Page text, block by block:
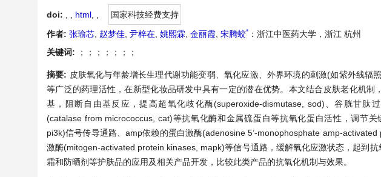
doi: html
国家科技经费支持
作者: 张瑜芯 赵梦佳 尹梓在 姚熙霖 金丽霞 宋腾蛟* ：浙江中医药大学，浙江 杭州
关键词:
；；；；；；；
摘要: 皮肤氧化与年龄增长生理代谢功能变弱、氧化应激、外界环境的刺激(如紫外线辐
等广泛的药理活性，在新型化妆品研发中具有一定的潜在优势。本文结合皮肤老化机
基，阻断自由基反应，提高超氧化歧化酶(superoxide-dismutase, sod)、谷胱甘肽
(catalase from micrococcus, cat)等抗氧化酶和金属硫蛋白等抗氧化蛋白活性，调节
pi3k)信号传导通路、amp依赖的蛋白激酶(adenosine 5’-monophosphate amp-
激酶(mitogen-activated protein kinases, mapk)等信号通路，缓解氧化应激状态，起到
霜和防晒剂等护肤品的应用及相关产品开发，比较此类产品的抗氧化机制与效果。